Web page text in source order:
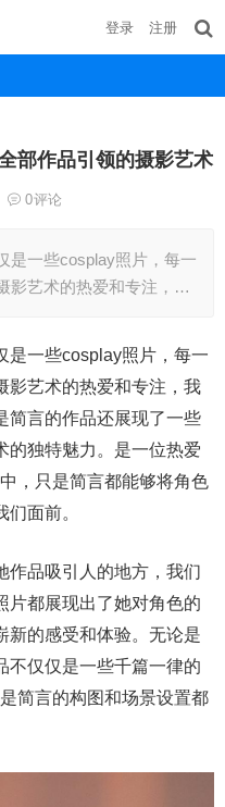
登录 注册
部作品引领的摄影艺术
0评论
是一些cosplay照片，每一
影艺术的热爱和专注，…
是一些cosplay照片，每一
影艺术的热爱和专注，我
简言的作品还展现了一些
的独特魅力。是一位热爱
，只是简言都能够将角色
面前。
作品吸引人的地方，我们
片都展现出了她对角色的
新的感受和体验。无论是
不仅仅是一些千篇一律的
简言的构图和场景设置都